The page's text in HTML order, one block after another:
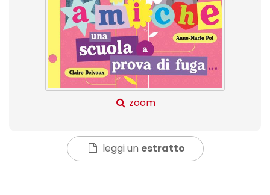
zoom
leggi un estratto